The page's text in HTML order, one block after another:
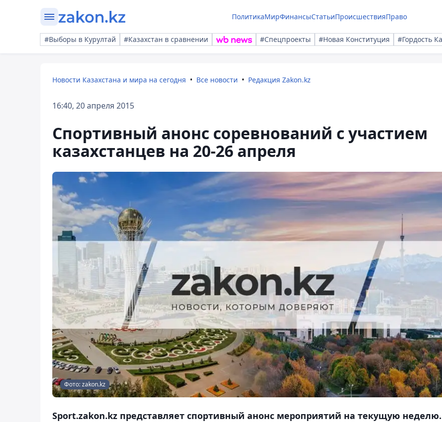
ПолитикаМирФинансыСтатьиПроисшествияПраво
#Выборы в Курултай #Казахстан в сравнении #Спецпроекты #Новая Конституция #Гордость
Новости Казахстана и мира на сегодня Все новости Редакция Zakon.kz
16:40, 20 апреля 2015
Спортивный анонс соревнований с участием
казахстанцев на 20-26 апреля
Фото: zakon.kz
Sport.zakon.kz представляет спортивный анонс мероприятий на текущую неделю.